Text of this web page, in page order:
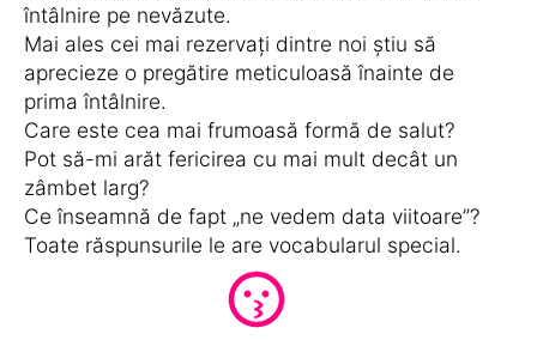
întâlnire pe nevăzute.
Mai ales cei mai rezervați dintre noi știu să
aprecieze o pregătire meticuloasă înainte de
prima întâlnire.
Care este cea mai frumoasă formă de salut?
Pot să-mi arăt fericirea cu mai mult decât un
zâmbet larg?
Ce înseamnă de fapt „ne vedem data viitoare”?
Toate răspunsurile le are vocabularul special.